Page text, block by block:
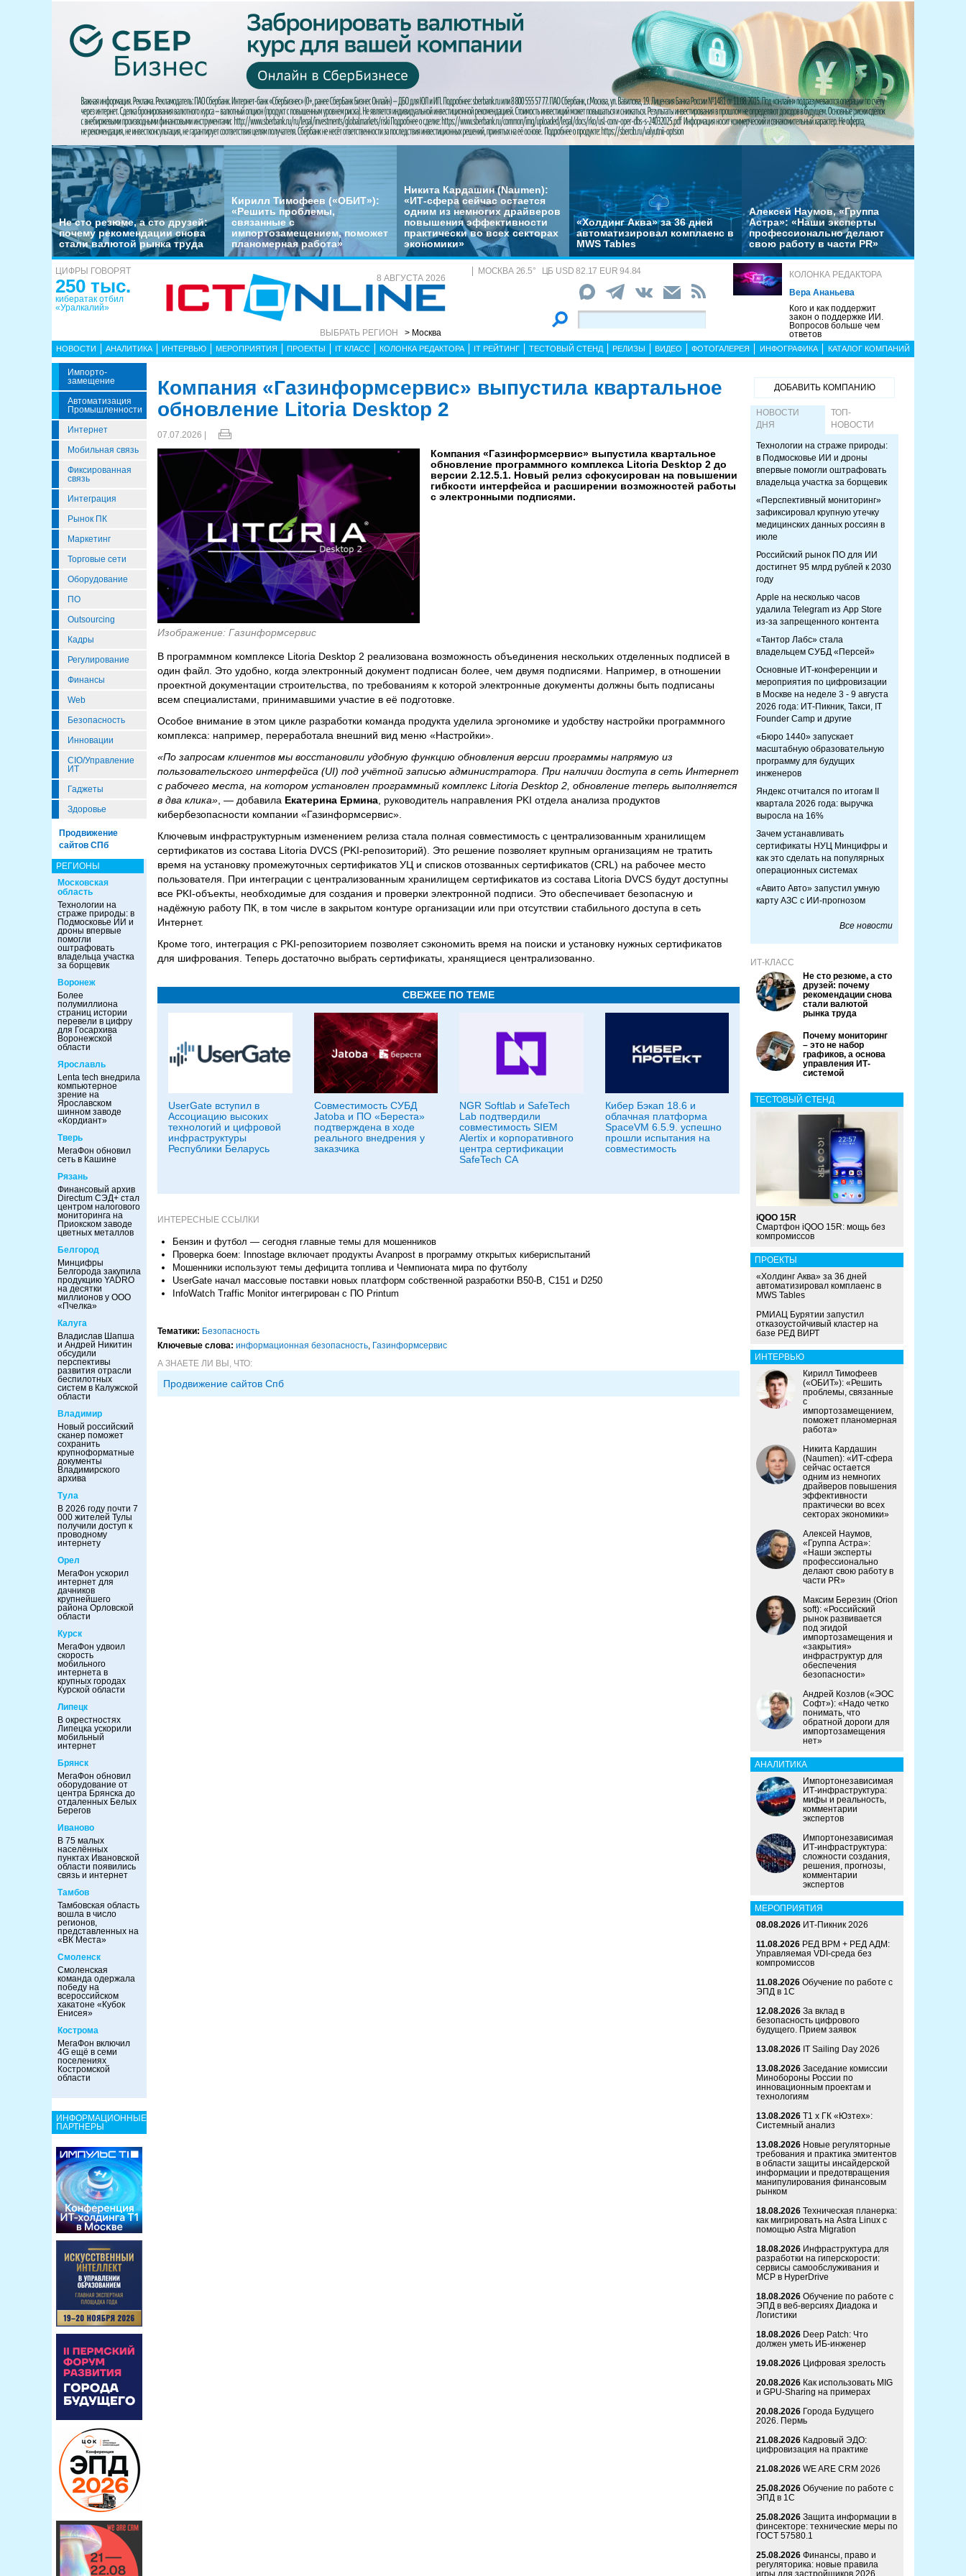
Не сто резюме, а сто друзей:
почему рекомендации снова
стали валютой рынка труда
Кирилл Тимофеев («ОБИТ»):
«Решить проблемы,
связанные с
импортозамещением, поможет
планомерная работа»
Никита Кардашин (Naumen):
«ИТ-сфера сейчас остается
одним из немногих драйверов
повышения эффективности
практически во всех секторах
экономики»
«Холдинг Аква» за 36 дней
автоматизировал комплаенс в
MWS Tables
Алексей Наумов, «Группа
Астра»: «Наши эксперты
профессионально делают
свою работу в части PR»
ЦИФРЫ ГОВОРЯТ
250 тыс.
кибератак отбил
«Уралкалий»
8 АВГУСТА 2026
ВЫБРАТЬ РЕГИОН > Москва
МОСКВА 26.5° ЦБ USD 82.17 EUR 94.84
КОЛОНКА РЕДАКТОРА
Вера Ананьева
Кого и как поддержит
закон о поддержке ИИ.
Вопросов больше чем
ответов
НОВОСТИ АНАЛИТИКА ИНТЕРВЬЮ МЕРОПРИЯТИЯ ПРОЕКТЫ IT КЛАСС КОЛОНКА РЕДАКТОРА IT РЕЙТИНГ ТЕСТОВЫЙ СТЕНД РЕЛИЗЫ ВИДЕО ФОТОГАЛЕРЕЯ ИНФОГРАФИКА КАТАЛОГ КОМПАНИЙ
Импорто­
Замещение
Автоматизация
Промышленности
Интернет
Мобильная связь
Фиксированная
связь
Интеграция
Рынок ПК
Маркетинг
Торговые сети
Оборудование
ПО
Outsourcing
Кадры
Регулирование
Финансы
Web
Безопасность
Инновации
CIO/Управление
ИТ
Гаджеты
Здоровье
Продвижение
сайтов СПб
РЕГИОНЫ
Московская
область
Технологии на
страже природы: в
Подмосковье ИИ и
дроны впервые
помогли
оштрафовать
владельца участка
за борщевик
Воронеж
Более
полумиллиона
страниц истории
перевели в цифру
для Госархива
Воронежской
области
Ярославль
Lenta tech внедрила
компьютерное
зрение на
Ярославском
шинном заводе
«Кордиант»
Тверь
МегаФон обновил
сеть в Кашине
Рязань
Финансовый архив
Directum СЭД+ стал
центром налогового
мониторинга на
Приокском заводе
цветных металлов
Белгород
Минцифры
Белгорода закупила
продукцию YADRO
на десятки
миллионов у ООО
«Пчелка»
Калуга
Владислав Шапша
и Андрей Никитин
обсудили
перспективы
развития отрасли
беспилотных
систем в Калужской
области
Владимир
Новый российский
сканер поможет
сохранить
крупноформатные
документы
Владимирского
архива
Тула
В 2026 году почти 7
000 жителей Тулы
получили доступ к
проводному
интернету
Орел
МегаФон ускорил
интернет для
дачников
крупнейшего
района Орловской
области
Курск
МегаФон удвоил
скорость
мобильного
интернета в
крупных городах
Курской области
Липецк
В окрестностях
Липецка ускорили
мобильный
интернет
Брянск
МегаФон обновил
оборудование от
центра Брянска до
отдаленных Белых
Берегов
Иваново
В 75 малых
населённых
пунктах Ивановской
области появились
связь и интернет
Тамбов
Тамбовская область
вошла в число
регионов,
представленных на
«ВК Места»
Смоленск
Смоленская
команда одержала
победу на
всероссийском
хакатоне «Кубок
Енисея»
Кострома
МегаФон включил
4G ещё в семи
поселениях
Костромской
области
ИНФОРМАЦИОННЫЕ
ПАРТНЕРЫ
Компания «Газинформсервис» выпустила квартальное
обновление Litoria Desktop 2
07.07.2026 |
Изображение: Газинформсервис
Компания «Газинформсервис» выпустила квартальное
обновление программного комплекса Litoria Desktop 2 до
версии 2.12.5.1. Новый релиз сфокусирован на повышении
гибкости интерфейса и расширении возможностей работы
с электронными подписями.
В программном комплексе Litoria Desktop 2 реализована возможность объединения нескольких отделенных подписей в
один файл. Это удобно, когда электронный документ подписан более, чем двумя подписями. Например, в отношении
проектной документации строительства, по требованиям к которой электронные документы должны быть подписаны
всем специалистами, принимавшими участие в её подготовке.
Особое внимание в этом цикле разработки команда продукта уделила эргономике и удобству настройки программного
комплекса: например, переработала внешний вид меню «Настройки».
«По запросам клиентов мы восстановили удобную функцию обновления версии программы напрямую из
пользовательского интерфейса (UI) под учётной записью администратора. При наличии доступа в сеть Интернет
с рабочего места, на котором установлен программный комплекс Litoria Desktop 2, обновление теперь выполняется
в два клика» , — добавила Екатерина Ермина , руководитель направления PKI отдела анализа продуктов
кибербезопасности компании «Газинформсервис».
Ключевым инфраструктурным изменением релиза стала полная совместимость с централизованным хранилищем
сертификатов из состава Litoria DVCS (PKI-репозиторий). Это решение позволяет крупным организациям не тратить
время на установку промежуточных сертификатов УЦ и списков отозванных сертификатов (CRL) на рабочее место
пользователя. При интеграции с централизованным хранилищем сертификатов из состава Litoria DVCS будут доступны
все PKI-объекты, необходимые для создания и проверки электронной подписи. Это обеспечивает безопасную и
надёжную работу ПК, в том числе в закрытом контуре организации или при отсутствии стабильного доступа в сеть
Интернет.
Кроме того, интеграция с PKI-репозиторием позволяет сэкономить время на поиски и установку нужных сертификатов
для шифрования. Теперь достаточно выбрать сертификаты, хранящиеся централизованно.
СВЕЖЕЕ ПО ТЕМЕ
UserGate вступил в
Ассоциацию высоких
технологий и цифровой
инфраструктуры
Республики Беларусь
Совместимость СУБД
Jatoba и ПО «Береста»
подтверждена в ходе
реального внедрения у
заказчика
NGR Softlab и SafeTech
Lab подтвердили
совместимость SIEM
Alertix и корпоративного
центра сертификации
SafeTech CA
Кибер Бэкап 18.6 и
облачная платформа
SpaceVM 6.5.9. успешно
прошли испытания на
совместимость
ИНТЕРЕСНЫЕ ССЫЛКИ
Бензин и футбол — сегодня главные темы для мошенников
Проверка боем: Innostage включает продукты Avanpost в программу открытых кибериспытаний
Мошенники используют темы дефицита топлива и Чемпионата мира по футболу
UserGate начал массовые поставки новых платформ собственной разработки B50‑B, C151 и D250
InfoWatch Traffic Monitor интегрирован с ПО Printum
Тематики: Безопасность
Ключевые слова: информационная безопасность, Газинформсервис
А ЗНАЕТЕ ЛИ ВЫ, ЧТО:
Продвижение сайтов Спб
ДОБАВИТЬ КОМПАНИЮ
НОВОСТИ
ДНЯ
ТОП-
НОВОСТИ
Технологии на страже природы:
в Подмосковье ИИ и дроны
впервые помогли оштрафовать
владельца участка за борщевик
«Перспективный мониторинг»
зафиксировал крупную утечку
медицинских данных россиян в
июле
Российский рынок ПО для ИИ
достигнет 95 млрд рублей к 2030
году
Apple на несколько часов
удалила Telegram из App Store
из-за запрещенного контента
«Тантор Лабс» стала
владельцем СУБД «Персей»
Основные ИТ-конференции и
мероприятия по цифровизации
в Москве на неделе 3 - 9 августа
2026 года: ИТ-Пикник, Такси, IT
Founder Camp и другие
«Бюро 1440» запускает
масштабную образовательную
программу для будущих
инженеров
Яндекс отчитался по итогам II
квартала 2026 года: выручка
выросла на 16%
Зачем устанавливать
сертификаты НУЦ Минцифры и
как это сделать на популярных
операционных системах
«Авито Авто» запустил умную
карту АЗС с ИИ-прогнозом
Все новости
ИТ-КЛАСС
Не сто резюме, а сто
друзей: почему
рекомендации снова
стали валютой
рынка труда
Почему мониторинг
– это не набор
графиков, а основа
управления ИТ-
системой
ТЕСТОВЫЙ СТЕНД
iQOO 15R
Смартфон iQOO 15R: мощь без
компромиссов
ПРОЕКТЫ
«Холдинг Аква» за 36 дней
автоматизировал комплаенс в
MWS Tables
РМИАЦ Бурятии запустил
отказоустойчивый кластер на
базе РЕД ВИРТ
ИНТЕРВЬЮ
Кирилл Тимофеев
(«ОБИТ»): «Решить
проблемы, связанные
с
импортозамещением,
поможет планомерная
работа»
Никита Кардашин
(Naumen): «ИТ-сфера
сейчас остается
одним из немногих
драйверов повышения
эффективности
практически во всех
секторах экономики»
Алексей Наумов,
«Группа Астра»:
«Наши эксперты
профессионально
делают свою работу в
части PR»
Максим Березин (Orion
soft): «Российский
рынок развивается
под эгидой
импортозамещения и
«закрытия»
инфраструктур для
обеспечения
безопасности»
Андрей Козлов («ЭОС
Софт»): «Надо четко
понимать, что
обратной дороги для
импортозамещения
нет»
АНАЛИТИКА
Импортонезависимая
ИТ-инфраструктура:
мифы и реальность,
комментарии
экспертов
Импортонезависимая
ИТ-инфраструктура:
сложности создания,
решения, прогнозы,
комментарии
экспертов
МЕРОПРИЯТИЯ
08.08.2026 ИТ-Пикник 2026
11.08.2026 РЕД ВРМ + РЕД АДМ:
Управляемая VDI-среда без
компромиссов
11.08.2026 Обучение по работе с
ЭПД в 1С
12.08.2026 За вклад в
безопасность цифрового
будущего. Прием заявок
13.08.2026 IT Sailing Day 2026
13.08.2026 Заседание комиссии
Минобороны России по
инновационным проектам и
технологиям
13.08.2026 Т1 x ГК «Юзтех»:
Системный анализ
13.08.2026 Новые регуляторные
требования и практика эмитентов
в области защиты инсайдерской
информации и предотвращения
манипулирования финансовым
рынком
18.08.2026 Техническая планерка:
как мигрировать на Astra Linux с
помощью Astra Migration
18.08.2026 Инфраструктура для
разработки на гиперскорости:
сервисы самообслуживания и
MCP в HyperDrive
18.08.2026 Обучение по работе с
ЭПД в веб-версиях Диадока и
Логистики
18.08.2026 Deep Patch: Что
должен уметь ИБ-инженер
19.08.2026 Цифровая зрелость
20.08.2026 Как использовать MIG
и GPU-Sharing на примерах
20.08.2026 Города Будущего
2026. Пермь
21.08.2026 Кадровый ЭДО:
цифровизация на практике
21.08.2026 WE ARE CRM 2026
25.08.2026 Обучение по работе с
ЭПД в 1С
25.08.2026 Защита информации в
финсекторе: технические меры по
ГОСТ 57580.1
25.08.2026 Финансы, право и
регуляторика: новые правила